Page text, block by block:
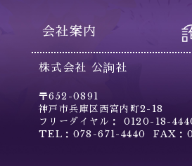
会社案内
株式会社 公詢社
〒652-0891
神戸市兵庫区西宮内町2-18
フリーダイヤル： 0120-18-
TEL：078-671-4440 FAX：